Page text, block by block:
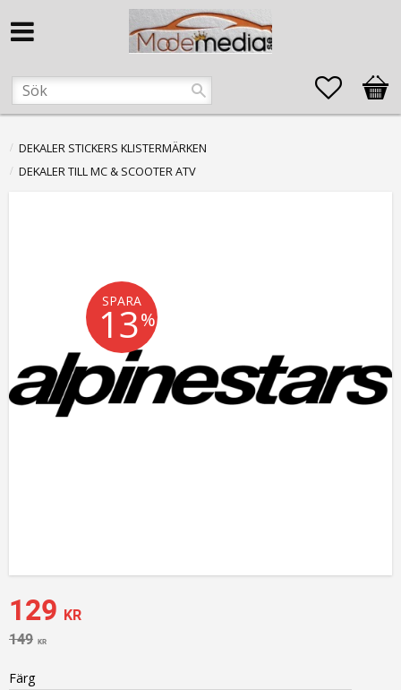
Favoriter
DEKALER STICKERS KLISTERMÄRKEN
DEKALER TILL MC & SCOOTER ATV
SPARA
13%
Nedsatt pris:
129 KR
Ordinarie pris:
149 KR
Färg